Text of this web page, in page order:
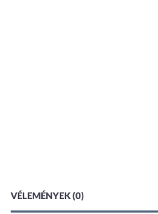
VÉLEMÉNYEK (0)